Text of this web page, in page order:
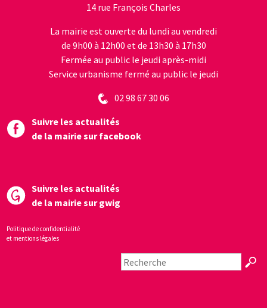
14 rue François Charles
La mairie est ouverte du lundi au vendredi
de 9h00 à 12h00 et de 13h30 à 17h30
Fermée au public le jeudi après-midi
Service urbanisme fermé au public le jeudi
02 98 67 30 06
Suivre les actualités
de la mairie sur facebook
Suivre les actualités
de la mairie sur gwig
Politique de confidentialité
et mentions légales